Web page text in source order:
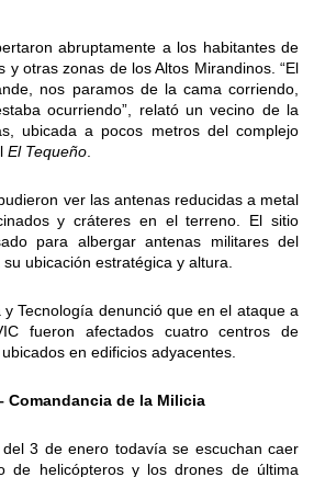
abruptamente a los habitantes de
y otras zonas de los Altos Mirandinos. “El
nos paramos de la cama corriendo,
ocurriendo”, relató un vecino de la
ubicada a pocos metros del complejo
El Tequeño.
ver las antenas reducidas a metal
y cráteres en el terreno. El sitio
para albergar antenas militares del
ubicación estratégica y altura.
y Tecnología denunció que en el ataque a
fueron afectados cuatro centros de
en edificios adyacentes.
Comandancia de la Milicia
3 de enero todavía se escuchan caer
de helicópteros y los drones de última